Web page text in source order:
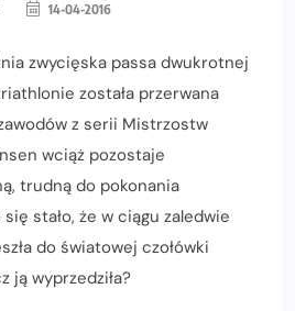
14-04-2016
zwycięska passa dwukrotnej
została przerwana
z serii Mistrzostw
wciąż pozostaje
trudną do pokonania
stało, że w ciągu zaledwie
do światowej czołówki
ją wyprzedziła?